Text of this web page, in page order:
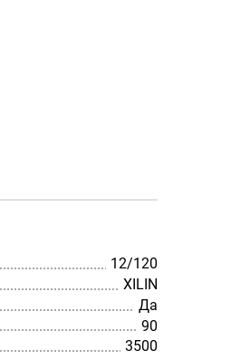
12/120
XILIN
Да
90
3500